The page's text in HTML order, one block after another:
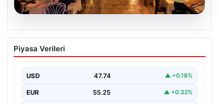
Normalde 500 kişi yaşıyor, yaz
aylarında nüfus 100 katına çıkıyor
Gözlemlenmesi", "content": "Antalya'nın tarih ve kültür
açısından…
Piyasa Verileri
USD 47.74 ▲ +0.18%
EUR 55.25 ▲ +0.32%